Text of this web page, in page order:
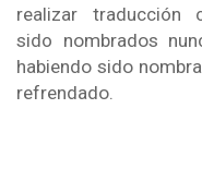
realizar traducción
sido nombrados
habiendo sido
refrendado